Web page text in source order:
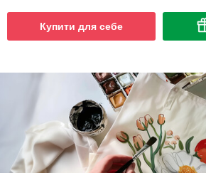
Купити для себе